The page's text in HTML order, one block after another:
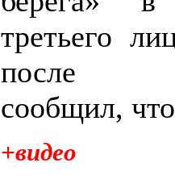
третьего
после
сообщил,
+видео